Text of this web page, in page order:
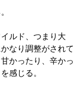
ルド、つまり大
なり調整がされて
かったり、辛かっ
感じる。